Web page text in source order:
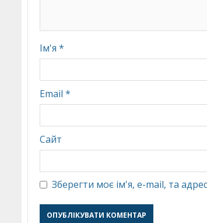
Ім'я *
Email *
Сайт
Зберегти моє ім'я, e-mail, та